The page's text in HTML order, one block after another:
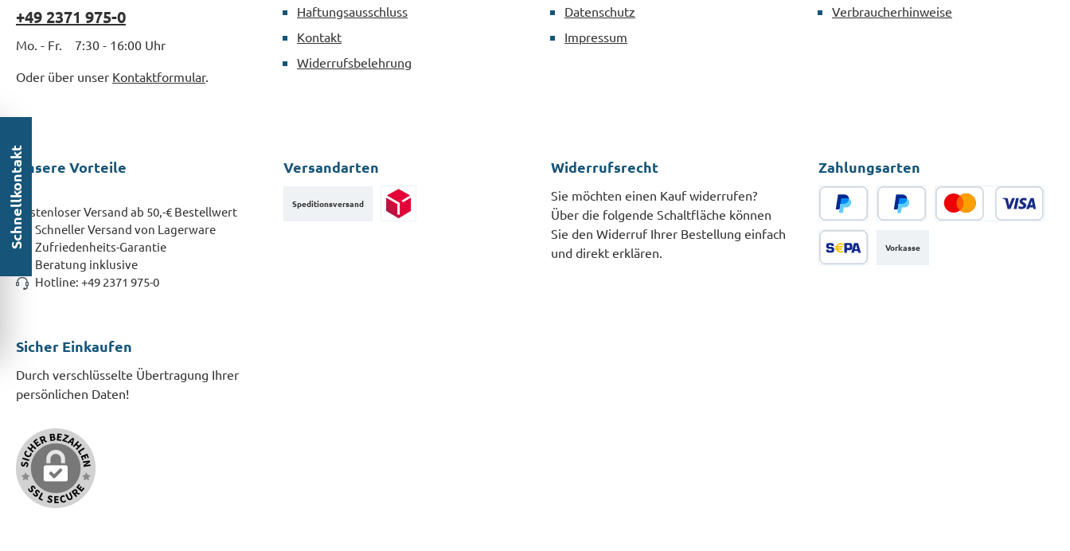
+49 2371 975-0
Mo. - Fr. 7:30 - 16:00 Uhr
Oder über unser Kontaktformular.
Haftungsausschluss
Kontakt
Widerrufsbelehrung
Datenschutz
Impressum
Verbraucherhinweise
Unsere Vorteile
Kostenloser Versand ab 50,-€ Bestellwert
Schneller Versand von Lagerware
Zufriedenheits-Garantie
Beratung inklusive
Hotline: +49 2371 975-0
Versandarten
Speditionsversand
Widerrufsrecht
Sie möchten einen Kauf widerrufen?
Über die folgende Schaltfläche können
Sie den Widerruf Ihrer Bestellung einfach
und direkt erklären.
Zahlungsarten
PayPal
Vorkasse
Sicher Einkaufen
Durch verschlüsselte Übertragung Ihrer
persönlichen Daten!
Schnellkontakt